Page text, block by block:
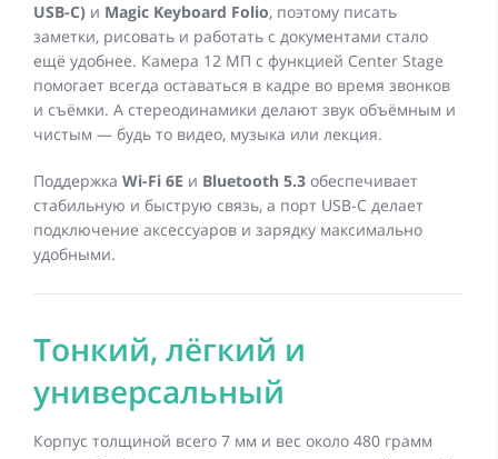
USB-C) и Magic Keyboard Folio, поэтому писать
заметки, рисовать и работать с документами стало
ещё удобнее. Камера 12 МП с функцией Center Stage
помогает всегда оставаться в кадре во время звонков
и съёмки. А стереодинамики делают звук объёмным и
чистым — будь то видео, музыка или лекция.
Поддержка Wi-Fi 6E и Bluetooth 5.3 обеспечивает
стабильную и быструю связь, а порт USB-C делает
подключение аксессуаров и зарядку максимально
удобными.
Тонкий, лёгкий и
универсальный
Корпус толщиной всего 7 мм и вес около 480 грамм